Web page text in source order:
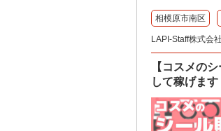
相模原市南区
LAPI-Staff株式会
【コスメの
して稼げます